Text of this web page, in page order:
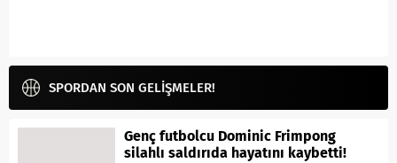
SPORDAN SON GELİŞMELER!
Genç futbolcu Dominic Frimpong
silahlı saldırıda hayatını kaybetti!